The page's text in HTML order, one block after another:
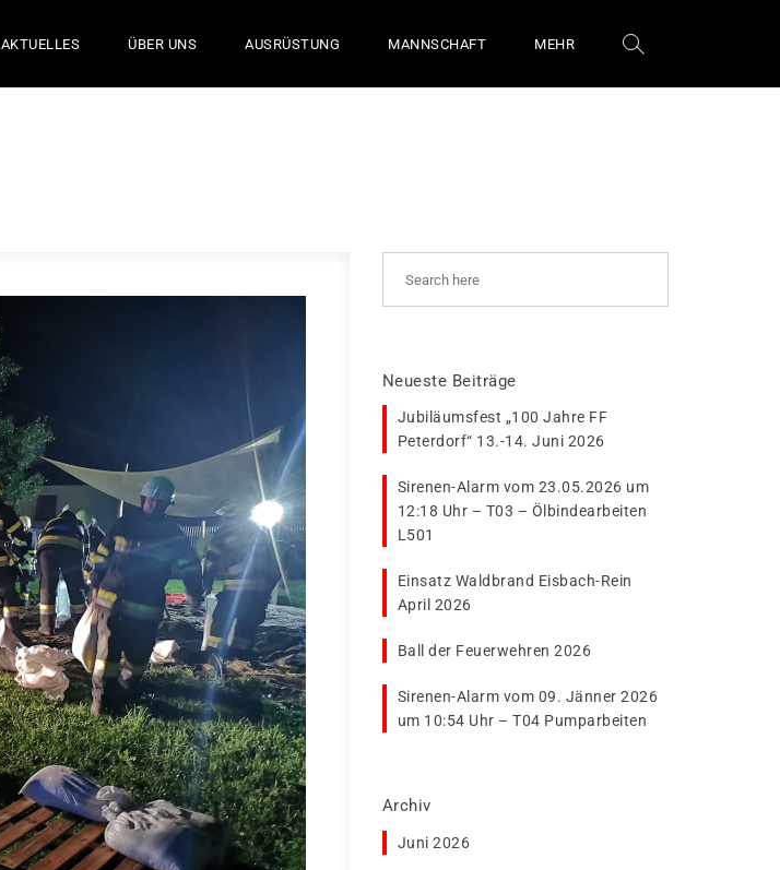
AKTUELLES ÜBER UNS AUSRÜSTUNG MANNSCHAFT MEHR
Neueste Beiträge
Jubiläumsfest „100 Jahre FF
Peterdorf“ 13.-14. Juni 2026
Sirenen-Alarm vom 23.05.2026 um
12:18 Uhr – T03 – Ölbindearbeiten
L501
Einsatz Waldbrand Eisbach-Rein
April 2026
Ball der Feuerwehren 2026
Sirenen-Alarm vom 09. Jänner 2026
um 10:54 Uhr – T04 Pumparbeiten
Archiv
Juni 2026